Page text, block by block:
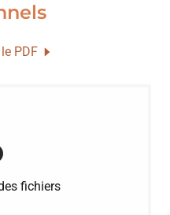
PDF
fichiers